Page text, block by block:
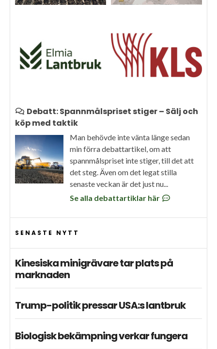
Debatt: Spannmålspriset stiger – Sälj och
köp med taktik
Man behövde inte vänta länge sedan
min förra debattartikel, om att
spannmålspriset inte stiger, till det att
det steg. Även om det legat stilla
senaste veckan är det just nu...
Se alla debattartiklar här
SENASTE NYTT
Kinesiska minigrävare tar plats på
marknaden
Trump-politik pressar USA:s lantbruk
Biologisk bekämpning verkar fungera